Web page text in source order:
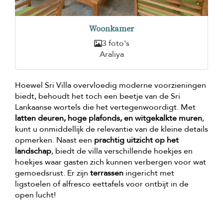
Woonkamer
3 foto's
Araliya
Hoewel Sri Villa overvloedig moderne voorzieningen
biedt, behoudt het toch een beetje van de Sri
Lankaanse wortels die het vertegenwoordigt. Met
latten deuren, hoge plafonds, en witgekalkte muren,
kunt u onmiddellijk de relevantie van de kleine details
opmerken. Naast een prachtig uitzicht op het
landschap, biedt de villa verschillende hoekjes en
hoekjes waar gasten zich kunnen verbergen voor wat
gemoedsrust. Er zijn terrassen ingericht met
ligstoelen of alfresco eettafels voor ontbijt in de
open lucht!